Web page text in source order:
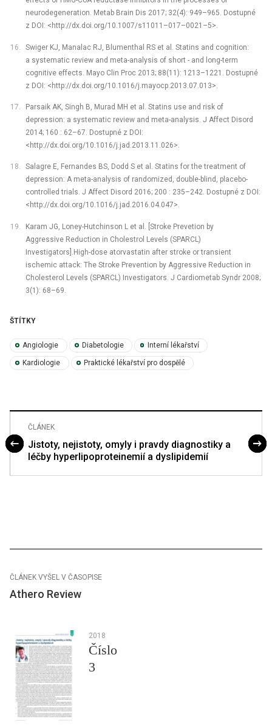
neurodegeneration. Metab Brain Dis 2017; 32(4): 949–965. Dostupné
z DOI: <http://dx.doi.org/10.1007/s11011–017–0021–5>.
Swiger KJ, Manalac RJ, Blumenthal RS et al. Statins and cognition:
a systematic review and meta-analysis of short -⁠ and long-term
cognitive effects. Mayo Clin Proc 2013; 88(11): 1213–1221. Dostupné
z DOI: <http://dx.doi.org/10.1016/j.mayocp.2013.07.013>.
Parsaik AK, Singh B, Murad MH et al. Statins use and risk of
depression: a systematic review and meta-analysis. J Affect Disord
2014; 160 : 62–67. Dostupné z DOI:
<http://dx.doi.org/10.1016/j.jad.2013.11.026>.
Salagre E, Fernandes BS, Dodd S et al. Statins for the treatment of
depression: A meta-analysis of randomized, double-blind, placebo-
controlled trials. J Affect Disord 2016; 200 : 235–242. Dostupné z DOI:
<http://dx.doi.org/10.1016/j.jad.2016.04.047>.
Karam JG, Loney-Hutchinson L et al. [Stroke Prevetion by
Aggressive Reduction in Cholestrol Levels (SPARCL)
Investigators].High-dose atorvastatin after stroke or transient
ischemic attack: The Stroke Prevention by Aggressive Reduction in
Cholesterol Levels (SPARCL) Investigators. J Cardiometab Syndr 2008;
3(1): 68–69.
ŠTÍTKY
Angiologie Diabetologie Interní lékařství
Kardiologie Praktické lékařství pro dospělé
ČLÁNEK
Jistoty, nejistoty, omyly i pravdy diagnostiky a
léčby hyperlipoproteinemií a dyslipidemií
ČLÁNEK VYŠEL V ČASOPISE
Athero Review
2018
Číslo
3